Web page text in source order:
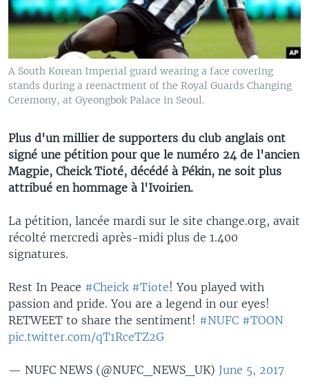
A South Korean Imperial guard wearing a face covering
stands during a reenactment of the Royal Guards Changing
Ceremony, at Gyeongbok Palace in Seoul.
Plus d'un millier de supporters du club anglais ont
signé une pétition pour que le numéro 24 de l'ancien
Magpie, Cheick Tioté, décédé à Pékin, ne soit plus
attribué en hommage à l'Ivoirien.
La pétition, lancée mardi sur le site change.org, avait
récolté mercredi après-midi plus de 1.400
signatures.
Rest In Peace #Cheick #Tiote! You played with
passion and pride. You are a legend in our eyes!
RETWEET to share the sentiment! #NUFC #TOON
pic.twitter.com/qT1RceTZ2G
— NUFC NEWS (@NUFC_NEWS_UK) June 5, 2017